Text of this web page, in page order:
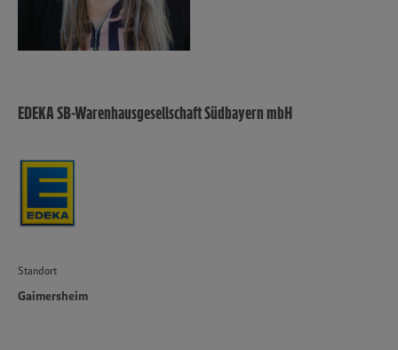
EDEKA SB-Warenhausgesellschaft Südbayern mbH
Standort
Gaimersheim